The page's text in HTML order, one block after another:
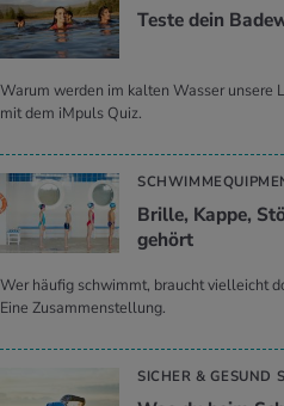
Teste dein
Warum werden im kalten Wasser unsere
mit dem iMpuls Quiz.
Bril­le, Kappe,
ge­hört
Wer häufig schwimmt, braucht vielleicht
Eine Zusammenstellung.
SICHER & GESUND